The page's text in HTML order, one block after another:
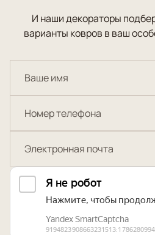
И наши декораторы
варианты ковров в ваш